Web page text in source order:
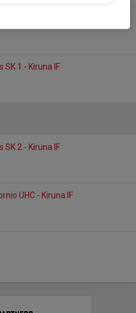
1 - Kiruna IF
2 - Kiruna IF
UHC - Kiruna IF